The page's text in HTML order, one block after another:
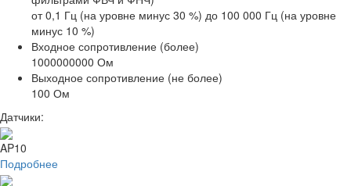
от 0,1 Гц (на уровне минус 30 %) до 100 000 Гц (на уровне
минус 10 %)
Входное сопротивление (более)
1000000000 Ом
Выходное сопротивление (не более)
100 Ом
Датчики:
AP10
Подробнее